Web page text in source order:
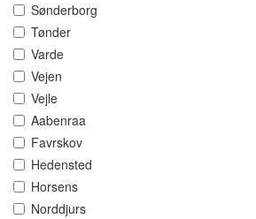
Sønderborg
Tønder
Varde
Vejen
Vejle
Aabenraa
Favrskov
Hedensted
Horsens
Norddjurs